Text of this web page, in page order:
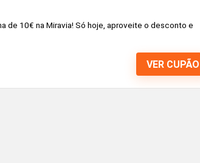
de 10€ na Miravia! Só hoje, aproveite o desconto e
VER CUPÃO